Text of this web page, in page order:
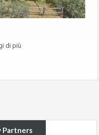
di più
Partners